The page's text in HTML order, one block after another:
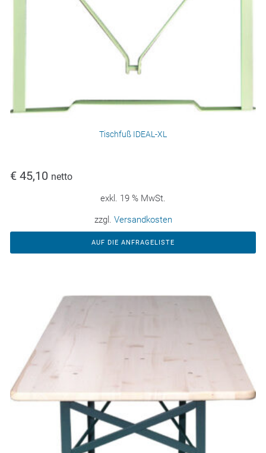
Tischfuß IDEAL-XL
€ 45,10 netto
exkl. 19 % MwSt.
zzgl. Versandkosten
AUF DIE ANFRAGELISTE